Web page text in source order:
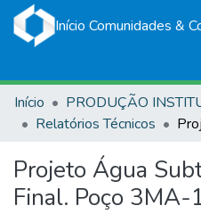
Início Comunidades &
Início
Relatórios Técnicos
Projeto Água
Final. Poço